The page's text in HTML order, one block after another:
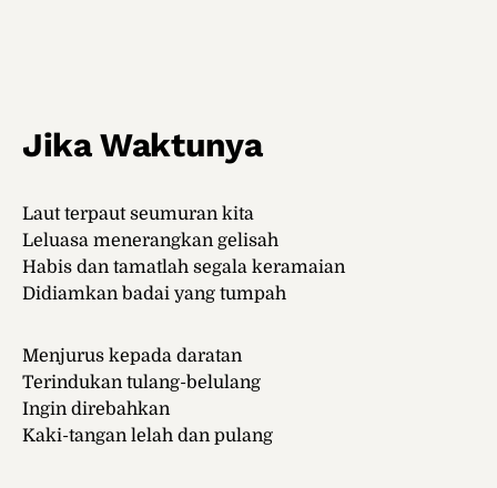
Jika Waktunya
Laut terpaut seumuran kita
Leluasa menerangkan gelisah
Habis dan tamatlah segala keramaian
Didiamkan badai yang tumpah
Menjurus kepada daratan
Terindukan tulang-belulang
Ingin direbahkan
Kaki-tangan lelah dan pulang